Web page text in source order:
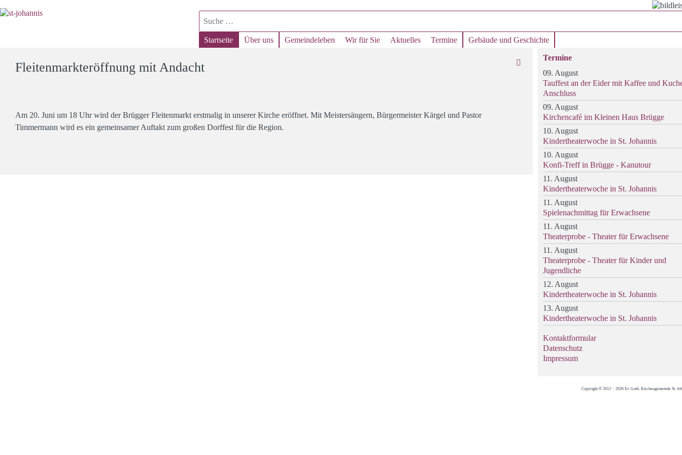
Suchen
Startseite Über uns Gemeindeleben Wir für Sie Aktuelles Termine Gebäude und Geschichte
Fleitenmarkteröffnung mit Andacht
Am 20. Juni um 18 Uhr wird der Brügger Fleitenmarkt erstmalig in unserer Kirche eröffnet. Mit Meistersängern, Bürgermeister Kärgel und Pastor
Timmermann wird es ein gemeinsamer Auftakt zum großen Dorffest für die Region.
Termine
09. August
Tauffest an der Eider mit Kaffee und
Anschluss
09. August
Kirchencafé im Kleinen Haus Brügge
10. August
Kindertheaterwoche in St. Johannis
10. August
Konfi-Treff in Brügge - Kanutour
11. August
Kindertheaterwoche in St. Johannis
11. August
Spielenachmittag für Erwachsene
11. August
Theaterprobe - Theater für Erwachsene
11. August
Theaterprobe - Theater für Kinder und
Jugendliche
12. August
Kindertheaterwoche in St. Johannis
13. August
Kindertheaterwoche in St. Johannis
Kontaktformular
Datenschutz
Impressum
Copyright © 2012 - 2026 Ev.-Luth. Kirchengemeinde St.